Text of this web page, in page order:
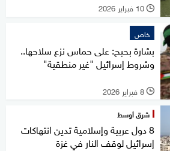
l 10 فبراير 2026
خاص
بشارة بحبح: على حماس نزع سلاحها..
وشروط إسرائيل "غير منطقية"
l 8 فبراير 2026
شرق أوسط
8 دول عربية وإسلامية تدين انتهاكات
إسرائيل لوقف النار في غزة